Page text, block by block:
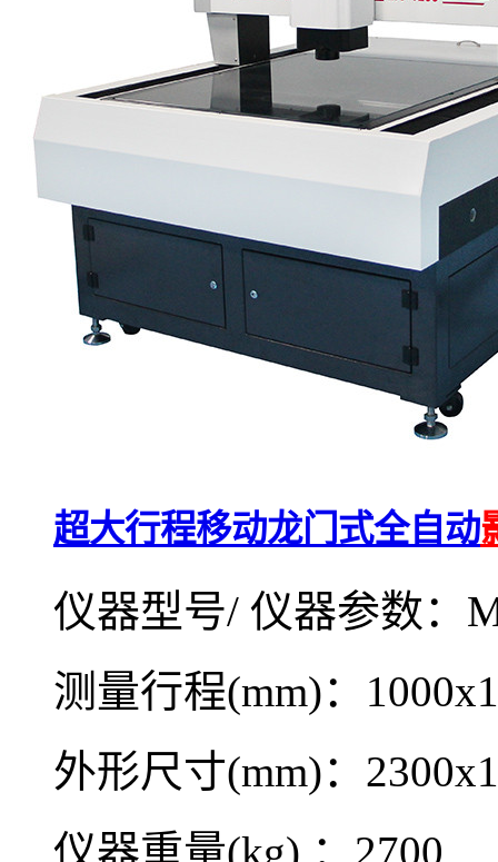
超大行程移动龙门式全自动
仪器型号/ 仪器参数：
测量行程(mm)：
外形尺寸(mm)：
仪器重量(kg) ：2700